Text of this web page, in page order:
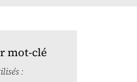
mot-clé
: